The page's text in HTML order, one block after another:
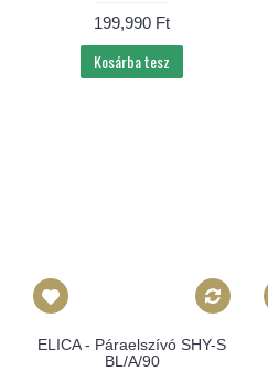
199,990 Ft
Kosárba tesz
ELICA - Páraelszívó SHY-S
BL/A/90